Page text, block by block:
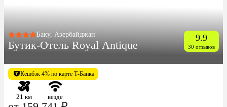
Баку, Азербайджан
Бутик-Отель Royal Antique
9.9
30 отзывов
Кешбэк 4% по карте Т-Банка
21 км везде